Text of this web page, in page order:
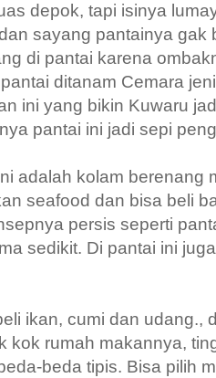
depok, tapi isinya
sayang pantainya gak
di pantai karena
ditanam Cemara
ini yang bikin Kuwaru
pantai ini jadi sepi
adalah kolam berenang
seafood dan bisa beli
persis seperti
sedikit. Di pantai ini
ikan, cumi dan udang.,
kok rumah makannya,
beda tipis. Bisa pilih